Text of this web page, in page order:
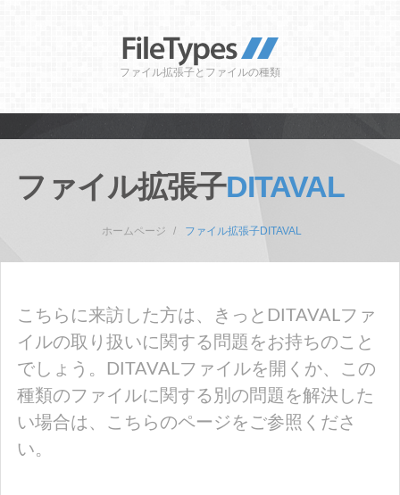
ファイル拡張子とファイルの種類
ファイル拡張子DITAVAL
ホームページ ファイル拡張子DITAVAL
こちらに来訪した方は、きっとDITAVALファ
イルの取り扱いに関する問題をお持ちのこと
でしょう。DITAVALファイルを開くか、この
種類のファイルに関する別の問題を解決した
い場合は、こちらのページをご参照くださ
い。